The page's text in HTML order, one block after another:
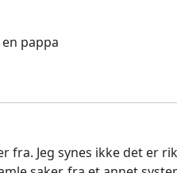
pappa
fra. Jeg synes ikke det er